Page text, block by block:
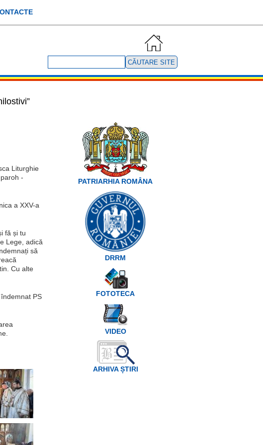
site
Liturghie
-
a XXV-a
fă și tu
Lege, adică
să
Cu alte
PS
PATRIARHIA ROMÂNA
DRRM
FOTOTECA
VIDEO
ARHIVA ȘTIRI